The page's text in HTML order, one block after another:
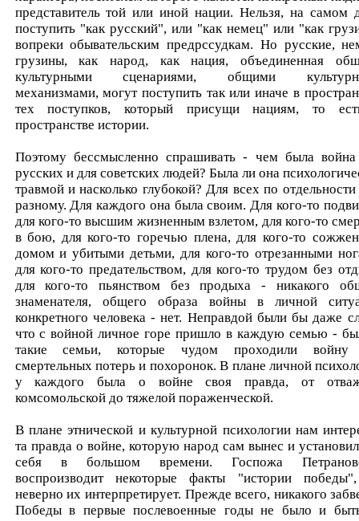
представитель той или иной нации. Нельзя, на самом
поступить "как русский", или "как немец" или "как
вопреки обывательским предрссудкам. Но русские,
грузины, как народ, как нация, объединенная
культурными сценариями, общими
механизмами, могут поступить так или иначе в
тех поступков, который присущи нациям, то
пространстве истории.
Поэтому бессмысленно спрашивать - чем была
русских и для советских людей? Была ли она
травмой и насколько глубокой? Для всех по
разному. Для каждого она была своим. Для кого-то
для кого-то высшим жизненным взлетом, для кого-то
в бою, для кого-то горечью плена, для кого-то
домом и убитыми детьми, для кого-то отрезанными
для кого-то предательством, для кого-то трудом без
для кого-то пьянством без продыха - никакого
знаменателя, общего образа войны в личной
конкретного человека - нет. Неправдой были бы даже
что с войной личное горе пришло в каждую семью -
такие семьи, которые чудом проходили войну
смертельных потерь и похоронок. В плане личной
у каждого была о войне своя правда, от
комсомольской до тяжелой пораженческой.
В плане этнической и культурной психологии нам
та правда о войне, которую народ сам вынес и
себя в большом времени. Госпожа
воспроизводит некоторые факты "истории
неверно их интерпретирует. Прежде всего, никакого
Победы в первые послевоенные годы не было и